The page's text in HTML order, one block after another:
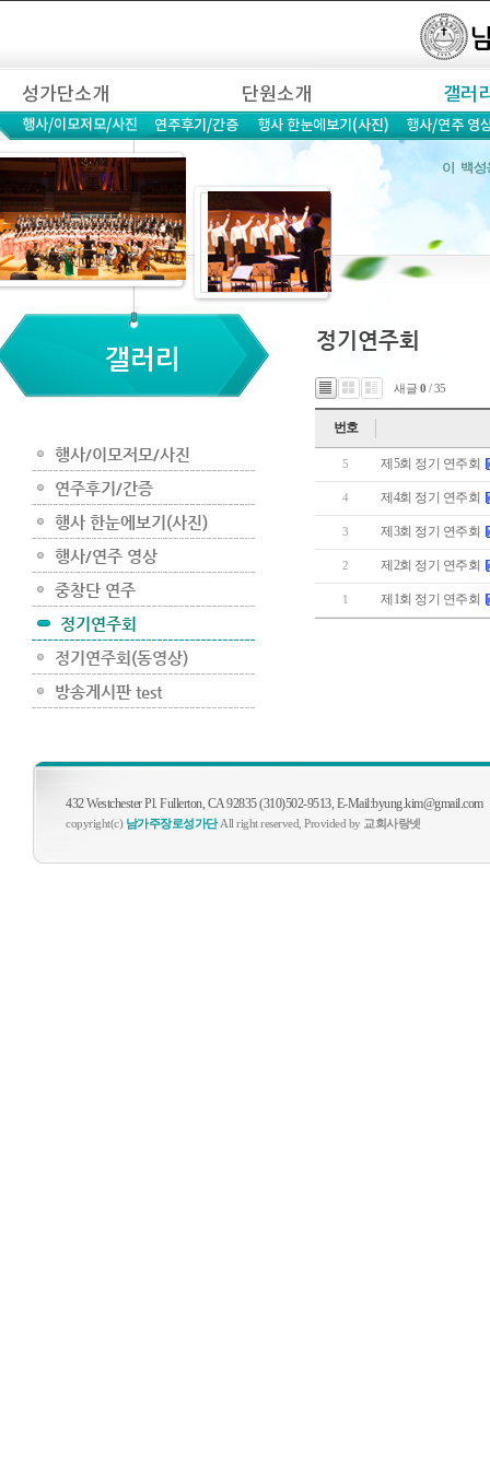
새글 0 / 35
번호
5 제5회 정기 연주회
4 제4회 정기 연주회
3 제3회 정기 연주회
2 제2회 정기 연주회
1 제1회 정기 연주회
432 Westchester Pl. Fullerton, CA 92835 (310)502-9513, E-Mail:byung.kim@gmail.com
copyright(c) 남가주장로성가단All right reserved, Provided by 교회사랑넷